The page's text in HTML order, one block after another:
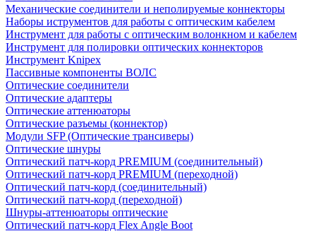
Механические соединители и неполируемые коннекторы
Наборы иструментов для работы с оптическим кабелем
Инструмент для работы с оптическим волонкном и кабелем
Инструмент для полировки оптических коннекторов
Инструмент Knipex
Пассивные компоненты ВОЛС
Оптические соединители
Оптические адаптеры
Оптические аттенюаторы
Оптические разъемы (коннектор)
Модули SFP (Оптические трансиверы)
Оптические шнуры
Оптический патч-корд PREMIUM (соединительный)
Оптический патч-корд PREMIUM (переходной)
Оптический патч-корд (соединительный)
Оптический патч-корд (переходной)
Шнуры-аттенюаторы оптические
Оптический патч-корд Flex Angle Boot